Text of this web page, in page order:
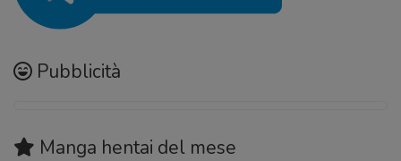
Pubblicità
Manga hentai del mese